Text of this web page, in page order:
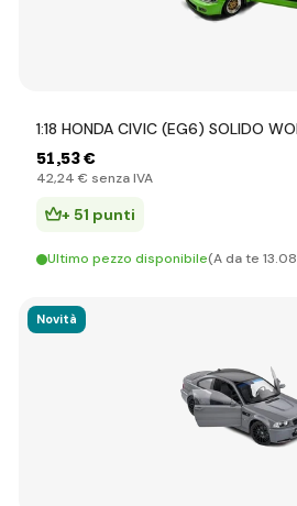
1:18 HONDA CIVIC (EG6) SOLIDO
51,53 €
42,24 € senza IVA
+ 51 punti
Ultimo pezzo disponibile(A da te
Novità